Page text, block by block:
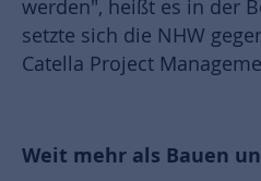
werden", heißt es in der
setzte sich die NHW
Catella Project
Weit mehr als Bauen